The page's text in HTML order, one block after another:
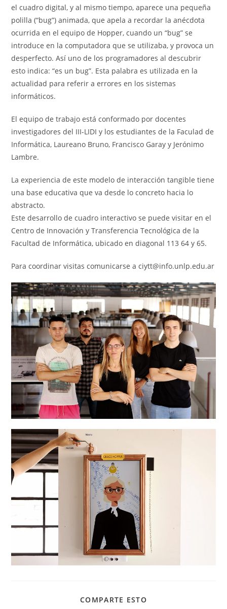
el cuadro digital, y al mismo tiempo, aparece una pequeña
polilla (“bug”) animada, que apela a recordar la anécdota
ocurrida en el equipo de Hopper, cuando un “bug” se
introduce en la computadora que se utilizaba, y provoca un
desperfecto. Así uno de los programadores al descubrir
esto indica: “es un bug”. Esta palabra es utilizada en la
actualidad para referir a errores en los sistemas
informáticos.
El equipo de trabajo está conformado por docentes
investigadores del III-LIDI y los estudiantes de la Faculad de
Informática, Laureano Bruno, Francisco Garay y Jerónimo
Lambre.
La experiencia de este modelo de interacción tangible tiene
una base educativa que va desde lo concreto hacia lo
abstracto.
Este desarrollo de cuadro interactivo se puede visitar en el
Centro de Innovación y Transferencia Tecnológica de la
Facultad de Informática, ubicado en diagonal 113 64 y 65.
Para coordinar visitas comunicarse a ciytt@info.unlp.edu.ar
COMPARTE ESTOCOMPARTIR